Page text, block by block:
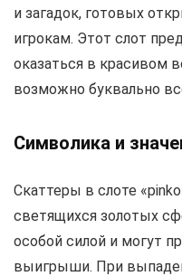
и загадок, готовых
игрокам. Этот слот
оказаться в красивом
возможно буквально
Символика и
Скаттеры в слоте
светящихся золотых
особой силой и могут
выигрыши. При